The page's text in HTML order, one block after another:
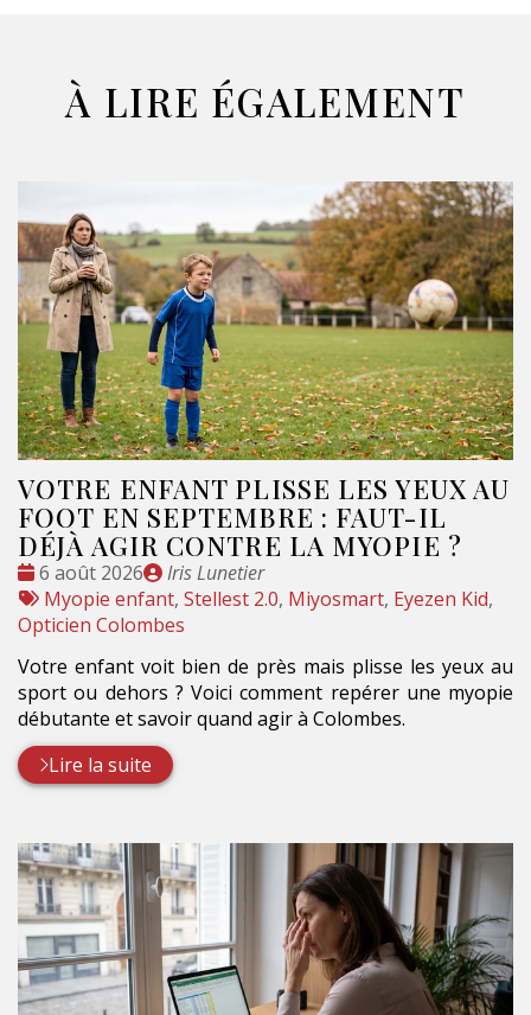
À LIRE ÉGALEMENT
VOTRE ENFANT PLISSE LES YEUX AU
FOOT EN SEPTEMBRE : FAUT-IL
DÉJÀ AGIR CONTRE LA MYOPIE ?
Date
:
6 août 2026
Publié
par
Iris Lunetier
Tags
:
Myopie enfant, Stellest 2.0, Miyosmart, Eyezen Kid,
Opticien Colombes
Votre enfant voit bien de près mais plisse les yeux au
sport ou dehors ? Voici comment repérer une myopie
débutante et savoir quand agir à Colombes.
Lire la suite